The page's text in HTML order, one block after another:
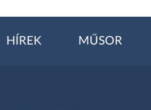
HÍREK MŰSOR